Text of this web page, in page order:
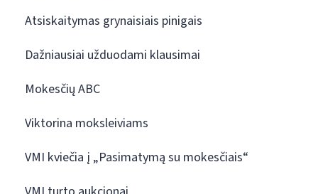
Atsiskaitymas grynaisiais pinigais
Dažniausiai užduodami klausimai
Mokesčių ABC
Viktorina moksleiviams
VMI kviečia į „Pasimatymą su mokesčiais“